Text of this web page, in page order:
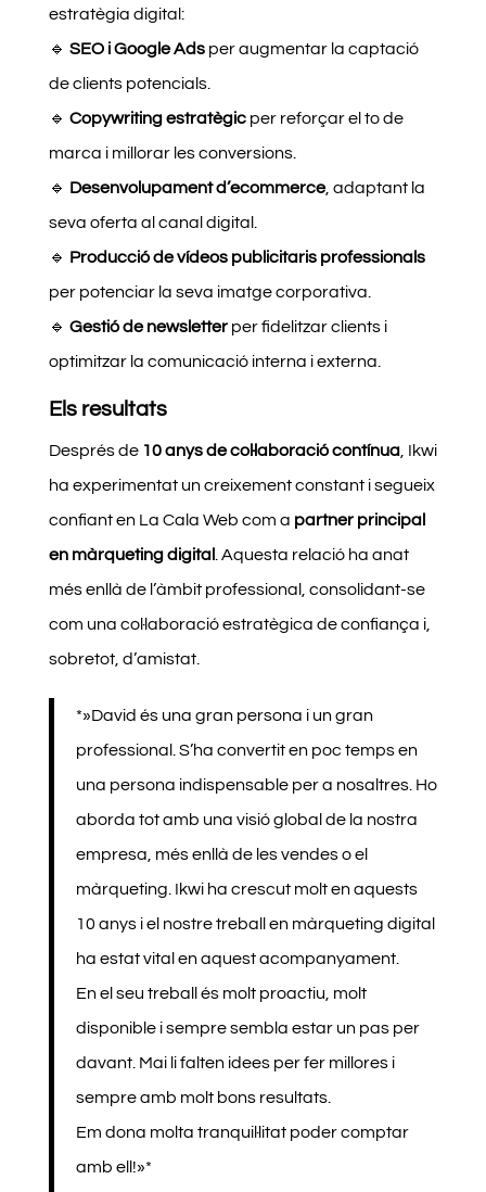
estratègia digital:
🔹 SEO i Google Adsper augmentar la captació
de clients potencials.
🔹 Copywriting estratègicper reforçar el to de
marca i millorar les conversions.
🔹 Desenvolupament d’ecommerce, adaptant la
seva oferta al canal digital.
🔹 Producció de vídeos publicitaris professionals
per potenciar la seva imatge corporativa.
🔹 Gestió de newsletterper fidelitzar clients i
optimitzar la comunicació interna i externa.
Els resultats
Després de 10 anys de col·laboració contínua, Ikwi
ha experimentat un creixement constant i segueix
confiant en La Cala Web com a partner principal
en màrqueting digital. Aquesta relació ha anat
més enllà de l’àmbit professional, consolidant-se
com una col·laboració estratègica de confiança i,
sobretot, d’amistat.
*»David és una gran persona i un gran
professional. S’ha convertit en poc temps en
una persona indispensable per a nosaltres. Ho
aborda tot amb una visió global de la nostra
empresa, més enllà de les vendes o el
màrqueting. Ikwi ha crescut molt en aquests
10 anys i el nostre treball en màrqueting digital
ha estat vital en aquest acompanyament.
En el seu treball és molt proactiu, molt
disponible i sempre sembla estar un pas per
davant. Mai li falten idees per fer millores i
sempre amb molt bons resultats.
Em dona molta tranquil·litat poder comptar
amb ell!»*